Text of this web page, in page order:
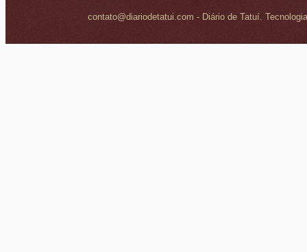
contato@diariodetatui.com - Diário de Tatuí.